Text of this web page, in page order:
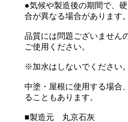
●気候や製造後の期間で、
合が異なる場合があります。
品質には問題ございません
ご使用ください。
※加水はしないでください。
中塗・屋根に使用する場合
ることもあります。
■製造元 丸京石灰